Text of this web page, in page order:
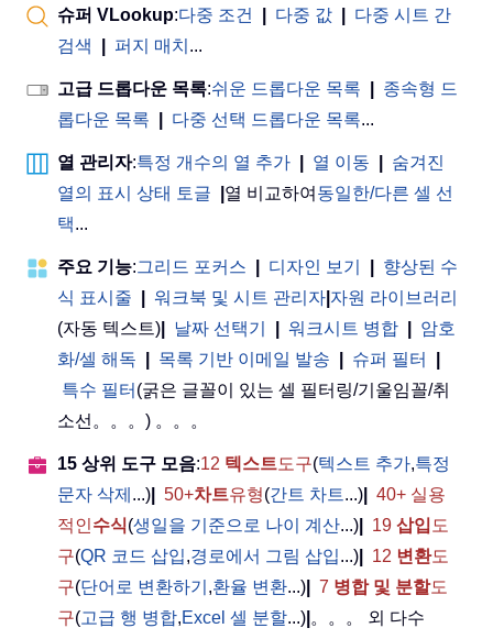
슈퍼 VLookup:다중 조건 다중 값
다중 시트 간
검색
퍼지 매치 ...
고급 드롭다운 목록:쉬운 드롭다운 목록
종속형 드
롭다운 목록
다중 선택 드롭다운 목록...
열 관리자:특정 개수의 열 추가 열 이동
숨겨진
열의 표시 상태 토글
열 비교하여 동일한/다른 셀 선
택...
주요 기능:그리드 포커스 디자인 보기
향상된 수
식 표시줄
워크북 및 시트 관리자 자원 라이브러리
(자동 텍스트)
날짜 선택기 워크시트 병합
암호
화/셀 해독
목록 기반 이메일 발송 슈퍼 필터
특수 필터 (굵은 글꼴이 있는 셀 필터링/기울임꼴/취
소선。。。) 。。。
15 상위 도구 모음:12 텍스트도구(텍스트 추가,특정
문자 삭제 ...) 50+차트유형(간트 차트...)
40+ 실용
적인수식(생일을 기준으로 나이 계산...) 19 삽입 도
구(QR 코드 삽입,경로에서 그림 삽입...) 12 변환도
구(단어로 변환하기 ,환율 변환...) 7 병합 및 분할도
구(고급 행 병합,Excel 셀 분할...) 。。。 외 다수